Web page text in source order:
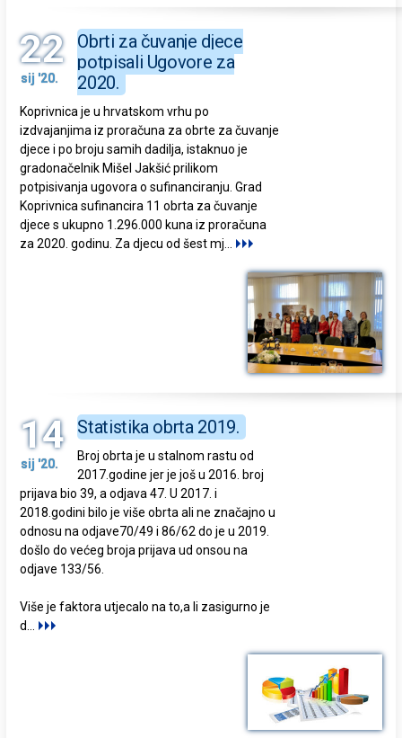
22
sij '20.
Obrti za čuvanje djece
potpisali Ugovore za
2020.
Koprivnica je u hrvatskom vrhu po
izdvajanjima iz proračuna za obrte za čuvanje
djece i po broju samih dadilja, istaknuo je
gradonačelnik Mišel Jakšić prilikom
potpisivanja ugovora o sufinanciranju. Grad
Koprivnica sufinancira 11 obrta za čuvanje
djece s ukupno 1.296.000 kuna iz proračuna
za 2020. godinu. Za djecu od šest mj
14
sij '20.
Statistika obrta 2019.
Broj obrta je u stalnom rastu od
2017.godine jer je još u 2016. broj
prijava bio 39, a odjava 47. U 2017. i
2018.godini bilo je više obrta ali ne značajno u
odnosu na odjave70/49 i 86/62 do je u 2019.
došlo do većeg broja prijava ud onsou na
odjave 133/56.
Više je faktora utjecalo na to,a li zasigurno je
d